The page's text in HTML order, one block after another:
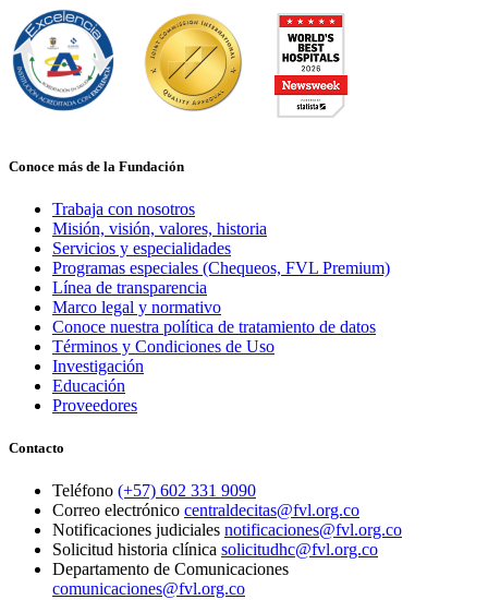
Conoce más de la Fundación
Trabaja con nosotros
Misión, visión, valores, historia
Servicios y especialidades
Programas especiales (Chequeos, FVL Premium)
Línea de transparencia
Marco legal y normativo
Conoce nuestra política de tratamiento de datos
Términos y Condiciones de Uso
Investigación
Educación
Proveedores
Contacto
Teléfono (+57) 602 331 9090
Correo electrónico centraldecitas@fvl.org.co
Notificaciones judiciales notificaciones@fvl.org.co
Solicitud historia clínica solicitudhc@fvl.org.co
Departamento de Comunicaciones
comunicaciones@fvl.org.co